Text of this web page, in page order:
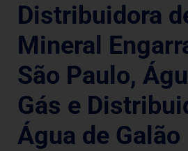
Distribuidora
Mineral
São Paulo,
Gás e
Água de Galão